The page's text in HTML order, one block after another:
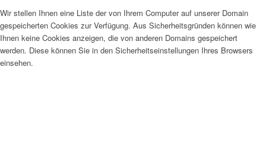
Wir stellen Ihnen eine Liste der von Ihrem Computer auf unserer Domain
gespeicherten Cookies zur Verfügung. Aus Sicherheitsgründen können wie
Ihnen keine Cookies anzeigen, die von anderen Domains gespeichert
werden. Diese können Sie in den Sicherheitseinstellungen Ihres Browsers
einsehen.